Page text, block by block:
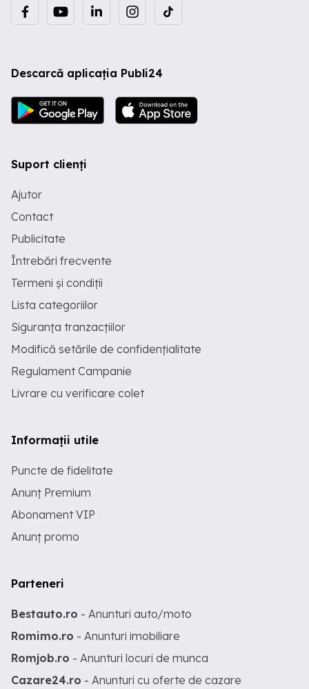
Descarcă aplicația Publi24
Suport clienți
Ajutor
Contact
Publicitate
Întrebări frecvente
Termeni și condiții
Lista categoriilor
Siguranța tranzacțiilor
Modifică setările de confidențialitate
Regulament Campanie
Livrare cu verificare colet
Informații utile
Puncte de fidelitate
Anunț Premium
Abonament VIP
Anunț promo
Parteneri
Bestauto.ro - Anunturi auto/moto
Romimo.ro - Anunturi imobiliare
Romjob.ro - Anunturi locuri de munca
Cazare24.ro - Anunturi cu oferte de cazare